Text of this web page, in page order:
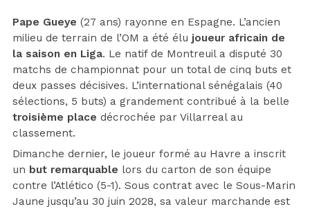
Pape Gueye (27 ans) rayonne en Espagne. L’ancien
milieu de terrain de l’OM a été élu joueur africain de
la saison en Liga. Le natif de Montreuil a disputé 30
matchs de championnat pour un total de cinq buts et
deux passes décisives. L’international sénégalais (40
sélections, 5 buts) a grandement contribué à la belle
troisième place décrochée par Villarreal au
classement.
Dimanche dernier, le joueur formé au Havre a inscrit
un but remarquable lors du carton de son équipe
contre l’Atlético (5-1). Sous contrat avec le Sous-Marin
Jaune jusqu’au 30 juin 2028, sa valeur marchande est